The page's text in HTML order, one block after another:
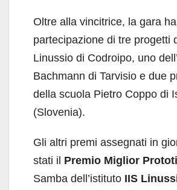
Oltre alla vincitrice, la gara
partecipazione di tre progetti
Linussio di Codroipo, uno
Bachmann di Tarvisio e due
della scuola Pietro Coppo di
(Slovenia).
Gli altri premi assegnati in
stati il Premio Miglior
Samba dell’istituto IIS